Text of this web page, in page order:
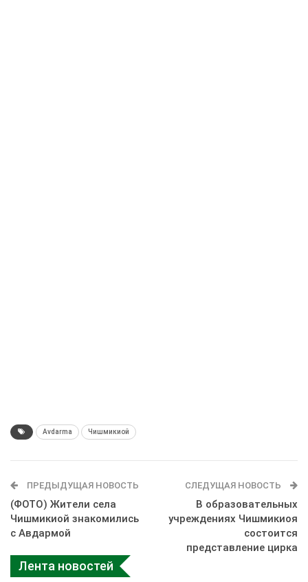
Avdarma Чишмикиой
ПРЕДЫДУЩАЯ НОВОСТЬ
(ФОТО) Жители села
Чишмикиой знакомились
с Авдармой
СЛЕДУЩАЯ НОВОСТЬ
В образовательных
учреждениях Чишмикиоя
состоится
представление цирка
Лента новостей